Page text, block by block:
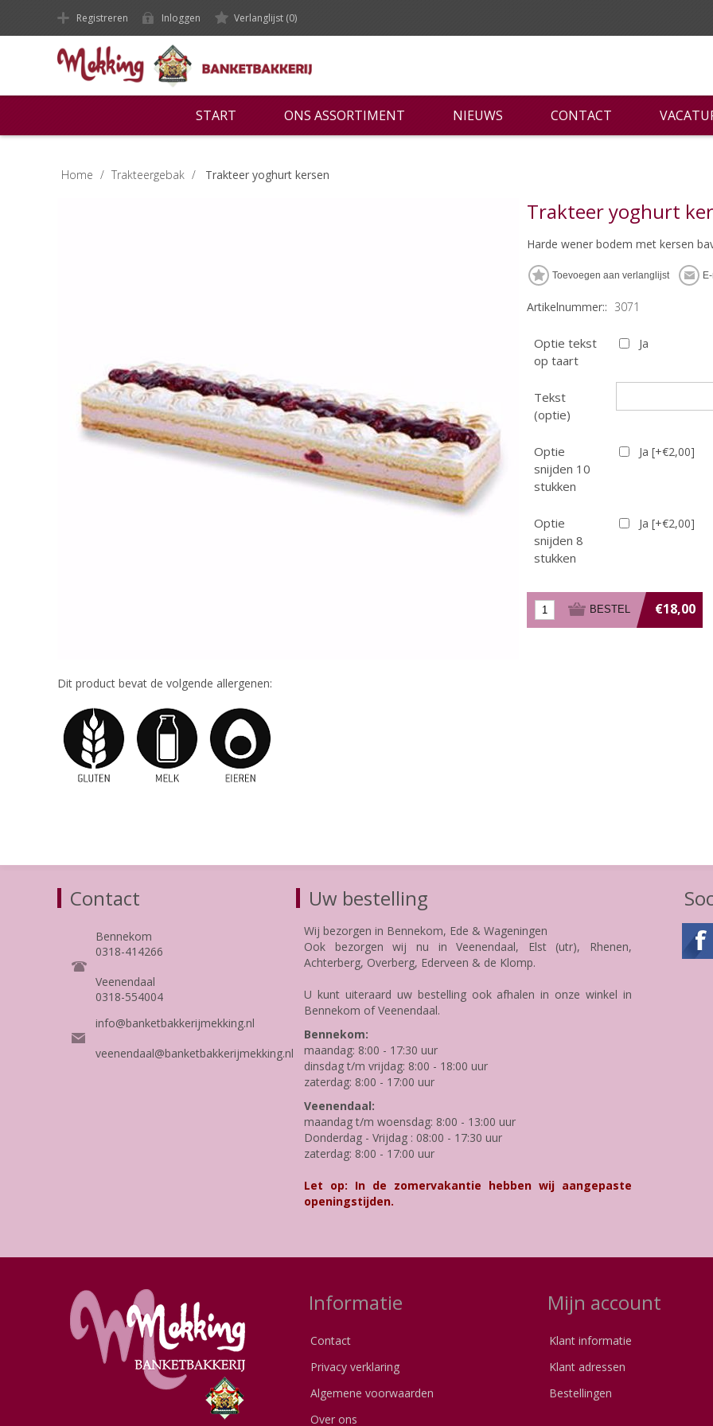
Registreren Inloggen Verlanglijst (0)
START ONS ASSORTIMENT NIEUWS CONTACT
Home / Trakteergebak / Trakteer yoghurt kersen
Trakteer yoghurt
Harde wener bodem met kersen
Artikelnummer:: 3071
Optie tekst
op taart
Ja
Tekst
(optie)
Optie
snijden 10
stukken
Ja [+€2,00]
Optie
snijden 8
stukken
Ja [+€2,00]
€18,00
Dit product bevat de volgende allergenen:
Contact
Bennekom
0318-414266
Veenendaal
0318-554004
info@banketbakkerijmekking.nl
veenendaal@banketbakkerijmekking.nl
Uw bestelling
Wij bezorgen in Bennekom, Ede & Wageningen
Ook bezorgen wij nu in Veenendaal, Elst (utr), Rhenen,
Achterberg, Overberg, Ederveen & de Klomp.
U kunt uiteraard uw bestelling ook afhalen in onze winkel in
Bennekom of Veenendaal.
Bennekom:
maandag: 8:00 - 17:30 uur
dinsdag t/m vrijdag: 8:00 - 18:00 uur
zaterdag: 8:00 - 17:00 uur
Veenendaal:
maandag t/m woensdag: 8:00 - 13:00 uur
Donderdag - Vrijdag : 08:00 - 17:30 uur
zaterdag: 8:00 - 17:00 uur
Let op: In de zomervakantie hebben wij aangepaste
openingstijden.
Informatie
Contact
Privacy verklaring
Algemene voorwaarden
Over ons
Mijn account
Klant informatie
Klant adressen
Bestellingen